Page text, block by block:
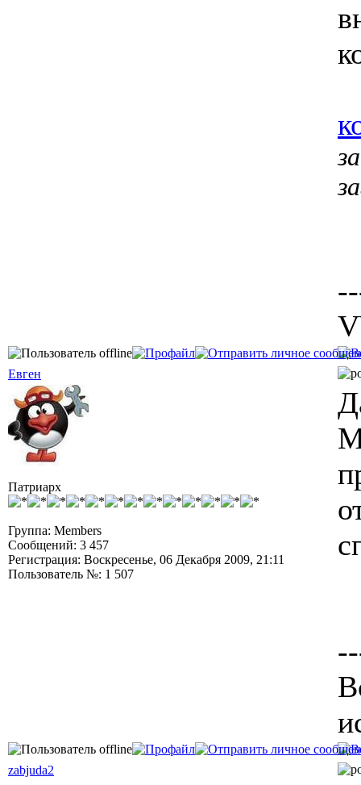
Евген
Патриарх
Группа: Members
Сообщений: 3 457
Регистрация: Воскресенье, 06 Декабря 2009, 21:11
Пользователь №: 1 507
zabjuda2